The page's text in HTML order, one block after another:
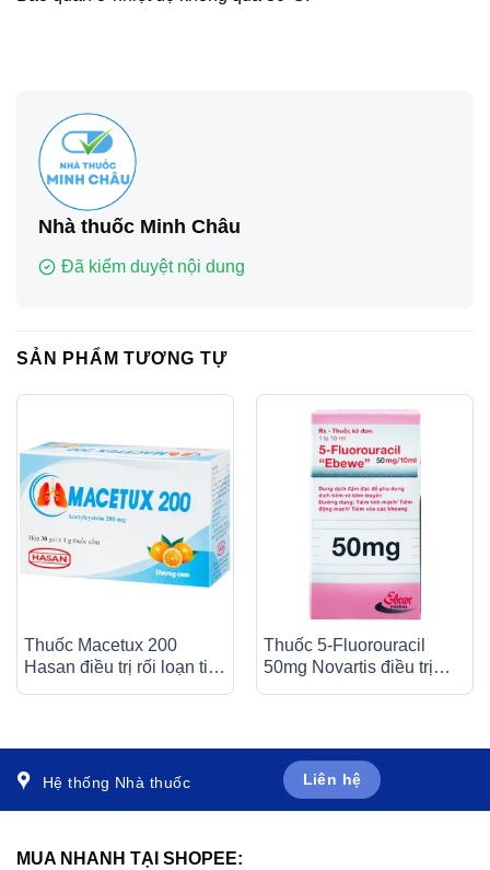
Nhà thuốc Minh Châu
Đã kiểm duyệt nội dung
SẢN PHẨM TƯƠNG TỰ
Thuốc Macetux 200
Hasan điều trị rối loạn tiết
Thuốc 5-Fluorouracil
50mg Novartis điều trị
Hệ thống Nhà thuốc Liên hệ
MUA NHANH TẠI SHOPEE: